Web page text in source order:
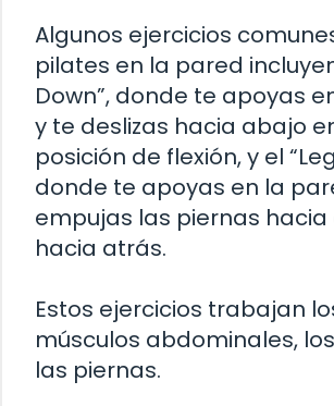
Algunos ejercicios
pilates en la pared
Down”, donde te apoyas
y te deslizas hacia abajo
posición de flexión, y el
donde te apoyas en la
empujas las piernas hacia
hacia atrás.
Estos ejercicios trabajan
músculos abdominales,
las piernas.